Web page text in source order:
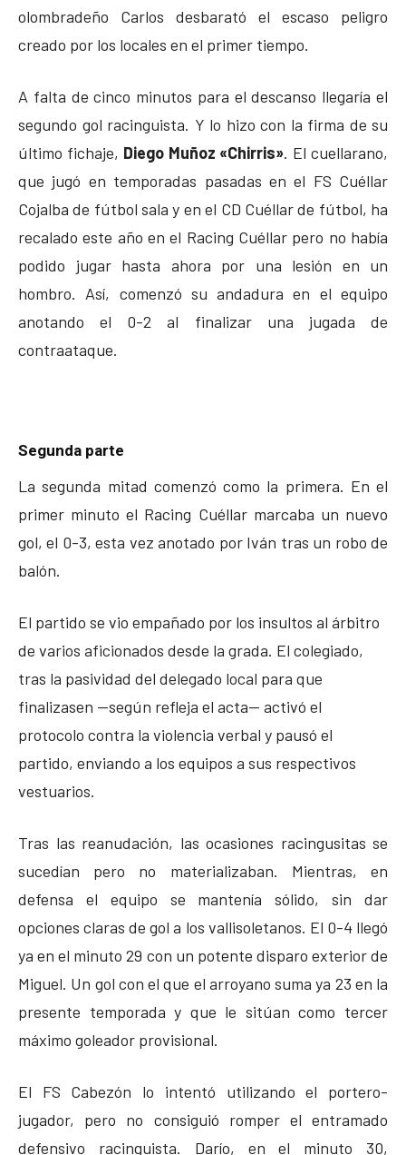
olombradeño Carlos desbarató el escaso peligro
creado por los locales en el primer tiempo.
A falta de cinco minutos para el descanso llegaría el
segundo gol racinguista. Y lo hizo con la firma de su
último fichaje, Diego Muñoz «Chirris». El cuellarano,
que jugó en temporadas pasadas en el FS Cuéllar
Cojalba de fútbol sala y en el CD Cuéllar de fútbol, ha
recalado este año en el Racing Cuéllar pero no había
podido jugar hasta ahora por una lesión en un
hombro. Así, comenzó su andadura en el equipo
anotando el 0-2 al finalizar una jugada de
contraataque.
Segunda parte
La segunda mitad comenzó como la primera. En el
primer minuto el Racing Cuéllar marcaba un nuevo
gol, el 0-3, esta vez anotado por Iván tras un robo de
balón.
El partido se vio empañado por los insultos al árbitro
de varios aficionados desde la grada. El colegiado,
tras la pasividad del delegado local para que
finalizasen —según refleja el acta— activó el
protocolo contra la violencia verbal y pausó el
partido, enviando a los equipos a sus respectivos
vestuarios.
Tras las reanudación, las ocasiones racingusitas se
sucedían pero no materializaban. Mientras, en
defensa el equipo se mantenía sólido, sin dar
opciones claras de gol a los vallisoletanos. El 0-4 llegó
ya en el minuto 29 con un potente disparo exterior de
Miguel. Un gol con el que el arroyano suma ya 23 en la
presente temporada y que le sitúan como tercer
máximo goleador provisional.
El FS Cabezón lo intentó utilizando el portero-
jugador, pero no consiguió romper el entramado
defensivo racinguista. Darío, en el minuto 30,